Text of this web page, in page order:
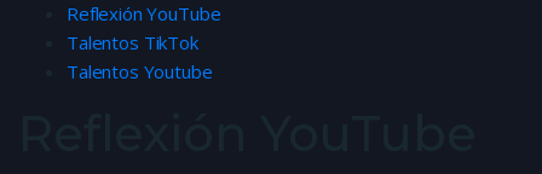
Reflexión YouTube
Talentos TikTok
Talentos Youtube